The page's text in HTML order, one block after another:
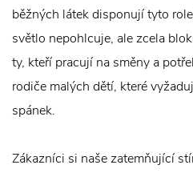
běžných látek disponují tyto
světlo nepohlcuje, ale zcela
ty, kteří pracují na směny a
rodiče malých dětí, které
spánek.
Zákazníci si naše zatemňující